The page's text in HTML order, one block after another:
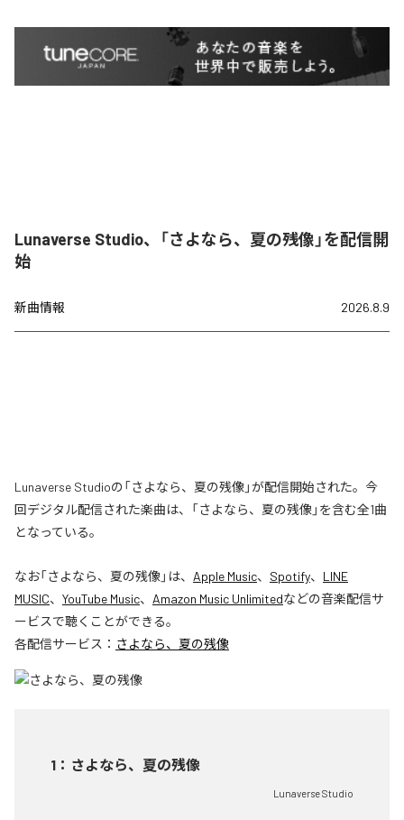
Lunaverse Studio、「さよなら、夏の残像」を配信開
始
新曲情報 2026.8.9
Lunaverse Studioの「さよなら、夏の残像」が配信開始された。今
回デジタル配信された楽曲は、「さよなら、夏の残像」を含む全1曲
となっている。
なお「さよなら、夏の残像」は、 Apple Music、 Spotify、 LINE
MUSIC、 YouTube Music、 Amazon Music Unlimitedなどの音楽配信サ
ービスで聴くことができる。
各配信サービス： さよなら、夏の残像
1 ： さよなら、夏の残像
Lunaverse Studio